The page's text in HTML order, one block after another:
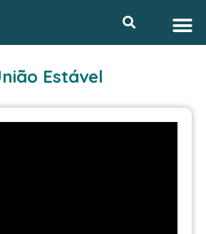
Search
Estável